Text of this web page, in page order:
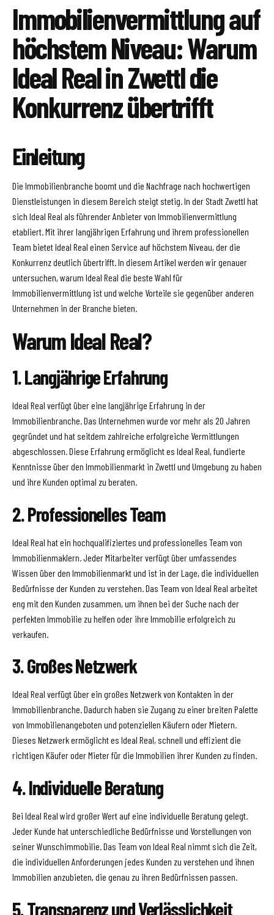
Immobilienvermittlung auf
höchstem Niveau: Warum
Ideal Real in Zwettl die
Konkurrenz übertrifft
Einleitung
Die Immobilienbranche boomt und die Nachfrage nach hochwertigen
Dienstleistungen in diesem Bereich steigt stetig. In der Stadt Zwettl hat
sich Ideal Real als führender Anbieter von Immobilienvermittlung
etabliert. Mit ihrer langjährigen Erfahrung und ihrem professionellen
Team bietet Ideal Real einen Service auf höchstem Niveau, der die
Konkurrenz deutlich übertrifft. In diesem Artikel werden wir genauer
untersuchen, warum Ideal Real die beste Wahl für
Immobilienvermittlung ist und welche Vorteile sie gegenüber anderen
Unternehmen in der Branche bieten.
Warum Ideal Real?
1. Langjährige Erfahrung
Ideal Real verfügt über eine langjährige Erfahrung in der
Immobilienbranche. Das Unternehmen wurde vor mehr als 20 Jahren
gegründet und hat seitdem zahlreiche erfolgreiche Vermittlungen
abgeschlossen. Diese Erfahrung ermöglicht es Ideal Real, fundierte
Kenntnisse über den Immobilienmarkt in Zwettl und Umgebung zu haben
und ihre Kunden optimal zu beraten.
2. Professionelles Team
Ideal Real hat ein hochqualifiziertes und professionelles Team von
Immobilienmaklern. Jeder Mitarbeiter verfügt über umfassendes
Wissen über den Immobilienmarkt und ist in der Lage, die individuellen
Bedürfnisse der Kunden zu verstehen. Das Team von Ideal Real arbeitet
eng mit den Kunden zusammen, um ihnen bei der Suche nach der
perfekten Immobilie zu helfen oder ihre Immobilie erfolgreich zu
verkaufen.
3. Großes Netzwerk
Ideal Real verfügt über ein großes Netzwerk von Kontakten in der
Immobilienbranche. Dadurch haben sie Zugang zu einer breiten Palette
von Immobilienangeboten und potenziellen Käufern oder Mietern.
Dieses Netzwerk ermöglicht es Ideal Real, schnell und effizient die
richtigen Käufer oder Mieter für die Immobilien ihrer Kunden zu finden.
4. Individuelle Beratung
Bei Ideal Real wird großer Wert auf eine individuelle Beratung gelegt.
Jeder Kunde hat unterschiedliche Bedürfnisse und Vorstellungen von
seiner Wunschimmobilie. Das Team von Ideal Real nimmt sich die Zeit,
die individuellen Anforderungen jedes Kunden zu verstehen und ihnen
Immobilien anzubieten, die genau zu ihren Bedürfnissen passen.
5. Transparenz und Verlässlichkeit